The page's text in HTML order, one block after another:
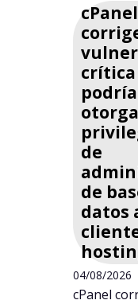
cPanel
podría
de
de
datos
04/08/2026
cPanel